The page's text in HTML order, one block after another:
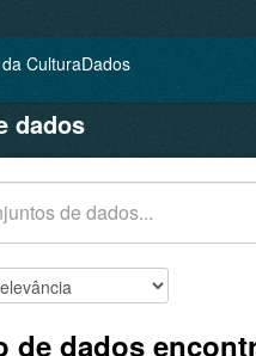
DADOS
dados
de dados